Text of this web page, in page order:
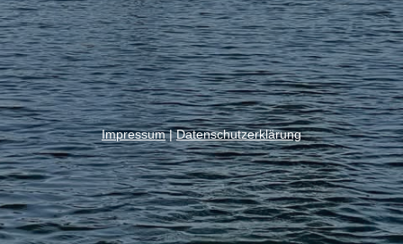
Impressum|Datenschutzerklärung